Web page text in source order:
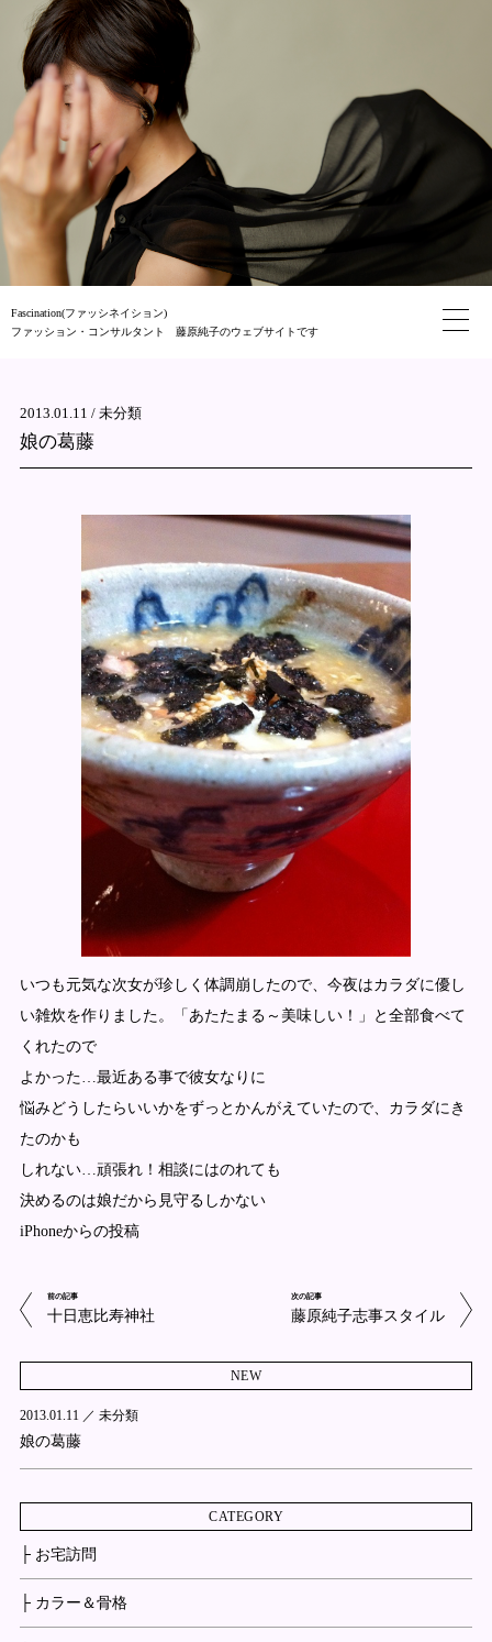
Fascination(ファッシネイション)
ファッション・コンサルタント 藤原純子のウェブサイトです
2013.01.11 / 未分類
娘の葛藤
いつも元気な次女が珍しく体調崩したので、今夜はカラダに優し
い雑炊を作りました。「あたたまる～美味しい！」と全部食べて
くれたので
よかった…最近ある事で彼女なりに
悩みどうしたらいいかをずっとかんがえていたので、カラダにき
たのかも
しれない…頑張れ！相談にはのれても
決めるのは娘だから見守るしかない
iPhoneからの投稿
前の記事
十日恵比寿神社
次の記事
藤原純子志事スタイル
NEW
2013.01.11 ／ 未分類
娘の葛藤
CATEGORY
├ お宅訪問
├ カラー＆骨格